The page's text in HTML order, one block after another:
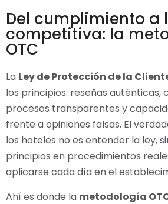
Del cumplimiento a
competitiva: la
OTC
La Ley de Protección de la
los principios: reseñas auténticas,
procesos transparentes y
frente a opiniones falsas. El
los hoteles no es entender la ley,
principios en procedimientos
aplicarse cada día en el
Ahí es donde la metodología